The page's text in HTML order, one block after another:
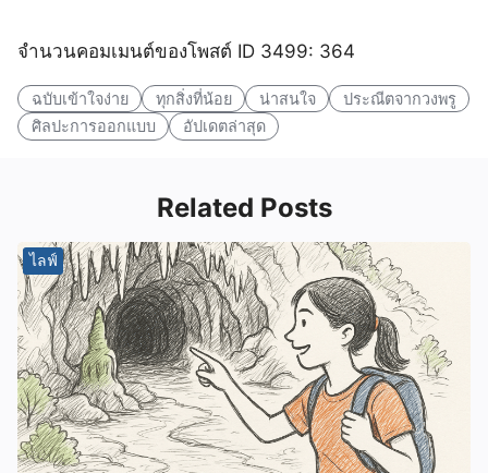
จำนวนคอมเมนต์ของโพสต์ ID 3499: 364
ฉบับเข้าใจง่าย ทุกสิ่งที่น้อย น่าสนใจ
ประณีตจากวงพรู
ศิลปะการออกแบบ
อัปเดตล่าสุด
Related Posts
ไลฟ์